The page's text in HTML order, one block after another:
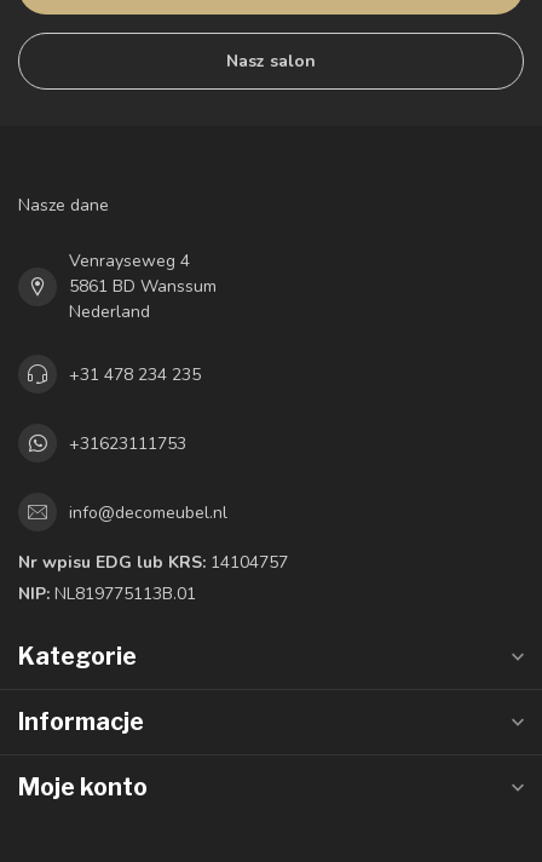
Nasz salon
Nasze dane
Venrayseweg 4
5861 BD Wanssum
Nederland
+31 478 234 235
+31623111753
info@decomeubel.nl
Nr wpisu EDG lub KRS: 14104757
NIP: NL819775113B.01
Kategorie
Informacje
Moje konto